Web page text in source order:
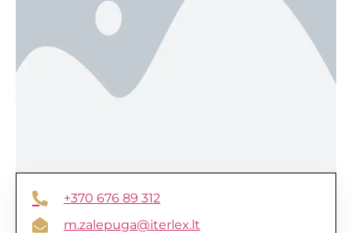
+370 676 89 312
m.zalepuga@iterlex.lt